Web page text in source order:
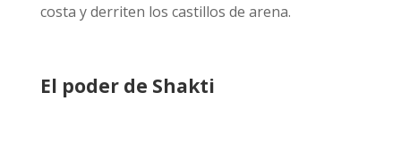
costa y derriten los castillos de arena.
El poder de Shakti